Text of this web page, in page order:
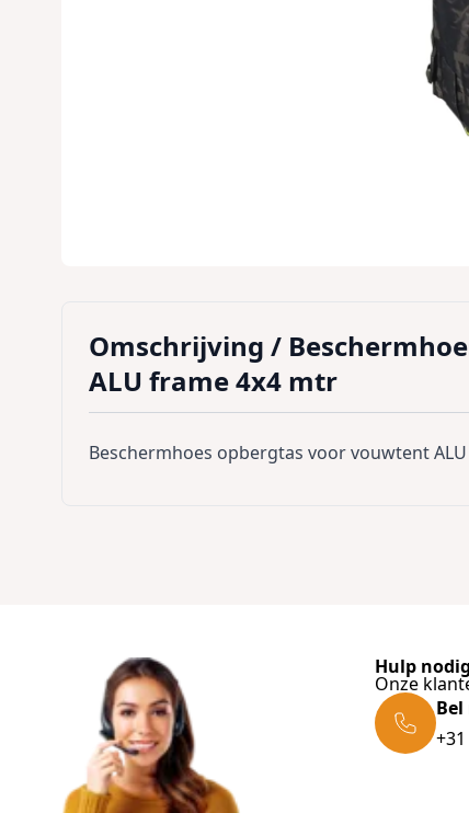
Omschrijving /
ALU frame 4x4 mtr
Beschermhoes opbergtas voor vouwtent
Hulp
Onze